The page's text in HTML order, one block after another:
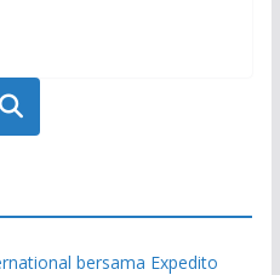
bersama Expedito